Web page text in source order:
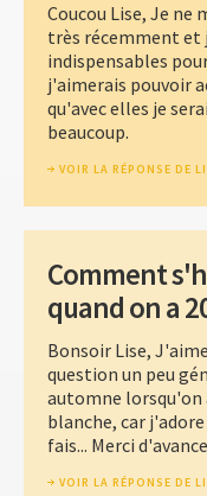
Coucou Lise, Je ne
très récemment et
indispensables
j'aimerais pouvoir
qu'avec elles je
beaucoup.
VOIR LA RÉPONSE DE
Comment
quand on a
Bonsoir Lise,
question un peu
automne lorsqu'on
blanche, car
fais... Merci
VOIR LA RÉPONSE DE